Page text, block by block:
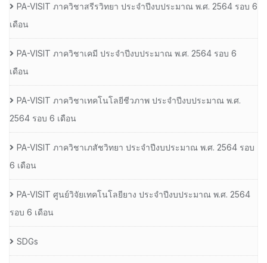
PA-VISIT ภาควิชาสรีรวิทยา ประจำปีงบประมาณ พ.ศ. 2564 รอบ 6
เดือน
PA-VISIT ภาควิชาเคมี ประจำปีงบประมาณ พ.ศ. 2564 รอบ 6
เดือน
PA-VISIT ภาควิชาเทคโนโลยีชีวภาพ ประจำปีงบประมาณ พ.ศ.
2564 รอบ 6 เดือน
PA-VISIT ภาควิชาเภสัชวิทยา ประจำปีงบประมาณ พ.ศ. 2564 รอบ
6 เดือน
PA-VISIT ศูนย์วิจัยเทคโนโลยียาง ประจำปีงบประมาณ พ.ศ. 2564
รอบ 6 เดือน
SDGs